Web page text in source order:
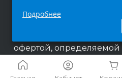
интернет-сайт (
исключительно
ни при каких условиях
офертой,
437 п.2 Гражданского
Подробнее